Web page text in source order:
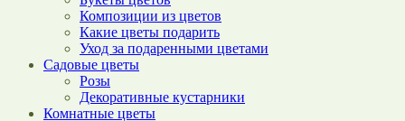
Композиции из цветов
Какие цветы подарить
Уход за подаренными цветами
Садовые цветы
Розы
Декоративные кустарники
Комнатные цветы